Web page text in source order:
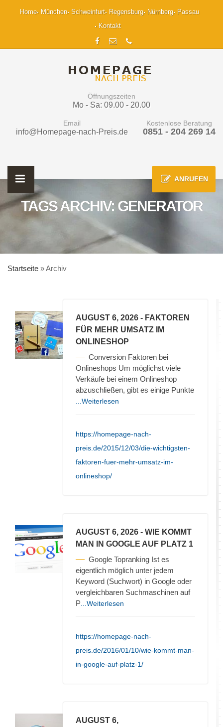
Home München Schweinfurt Regensburg Nürnberg
Passau
Kontakt
Öffnungszeiten
Mo - Sa: 09.00 - 20.00
Email
info@Homepage-nach-Preis.de
Kostenlose Beratung
0851 - 204 269 14
ANRUFEN
TAGS ARCHIV: GENERATOR
Startseite »Archiv
AUGUST 6, 2026 - FAKTOREN
FÜR MEHR UMSATZ IM
ONLINESHOP
Conversion Faktoren bei
Onlineshops Um möglichst viele
Verkäufe bei einem Onlineshop
abzuschließen, gibt es einige Punkte
...Weiterlesen
https://homepage-nach-
preis.de/2015/12/03/die-wichtigsten-
faktoren-fuer-mehr-umsatz-im-
onlineshop/
AUGUST 6, 2026 - WIE KOMMT
MAN IN GOOGLE AUF PLATZ 1
Google Topranking Ist es
eigentlich möglich unter jedem
Keyword (Suchwort) in Google oder
vergleichbaren Suchmaschinen auf
P ...Weiterlesen
https://homepage-nach-
preis.de/2016/01/10/wie-kommt-man-
in-google-auf-platz-1/
AUGUST 6,